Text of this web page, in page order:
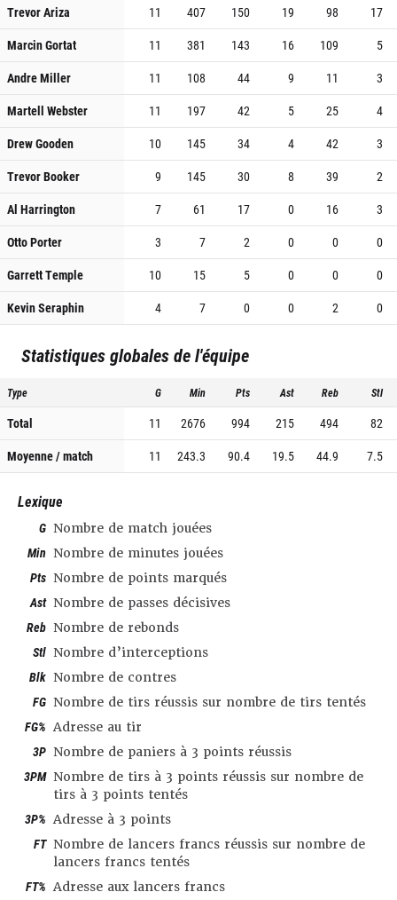
Trevor Ariza
11 407 150 19 98
17
Marcin Gortat
11 381 143 16 109
5
Andre Miller
11 108 44 9 11
3
Martell Webster
11 197 42 5 25
4
Drew Gooden
10 145 34 4 42
3
Trevor Booker
9 145 30 8 39
2
Al Harrington
7 61 17 0 16
3
Otto Porter
3 7 2 0 0
0
Garrett Temple
10 15 5 0 0
0
Kevin Seraphin
4 7 0 0 2 0
Statistiques globales de l'équipe
Type G Min Pts Ast Reb Stl
Total 11 2676 994 215 494
82
Moyenne / match
11 243.3 90.4 19.5 44.9 7.5
Lexique
G Nombre de match jouées
Min Nombre de minutes jouées
Pts Nombre de points marqués
Ast Nombre de passes décisives
Reb Nombre de rebonds
Stl Nombre d’interceptions
Blk Nombre de contres
FG Nombre de tirs réussis sur nombre de tirs tentés
FG% Adresse au tir
3P Nombre de paniers à 3 points réussis
3PM Nombre de tirs à 3 points réussis sur nombre de
tirs à 3 points tentés
3P% Adresse à 3 points
FT Nombre de lancers francs réussis sur nombre de
lancers francs tentés
FT% Adresse aux lancers francs